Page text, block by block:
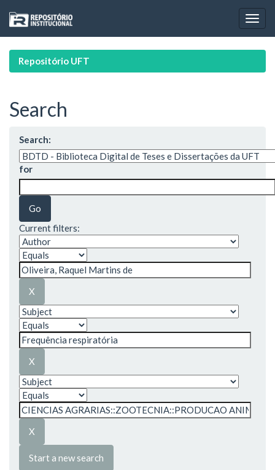
navigation
Repositório UFT
Search
Search:
for
Current filters:
Start a new search